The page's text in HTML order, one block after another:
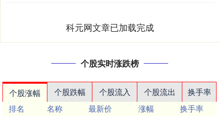
科元网文章已加载完成
个股实时涨跌榜
个股涨幅 个股跌幅 个股流入 个股流出
换手率
排名
名称 最新价 涨幅
换手率